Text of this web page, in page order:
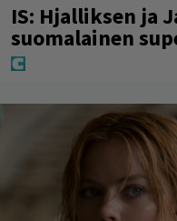
IS: Hjalliksen ja
suomalainen